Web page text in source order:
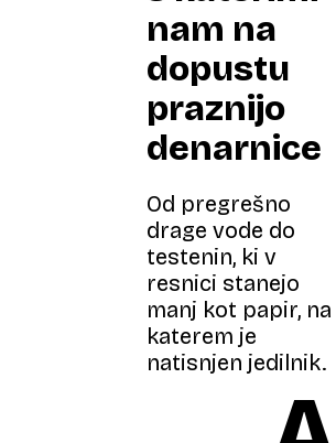
nam na
dopustu
praznijo
denarnice
Od pregrešno
drage vode do
testenin, ki v
resnici stanejo
manj kot papir, na
katerem je
natisnjen jedilnik.